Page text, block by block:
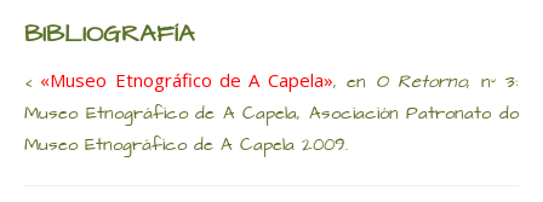
BIBLIOGRAFÍA
< «Museo Etnográfico de A Capela», en O Retorno, nº 3:
Museo Etnográfico de A Capela, Asociación Patronato do
Museo Etnográfico de A Capela 2009.